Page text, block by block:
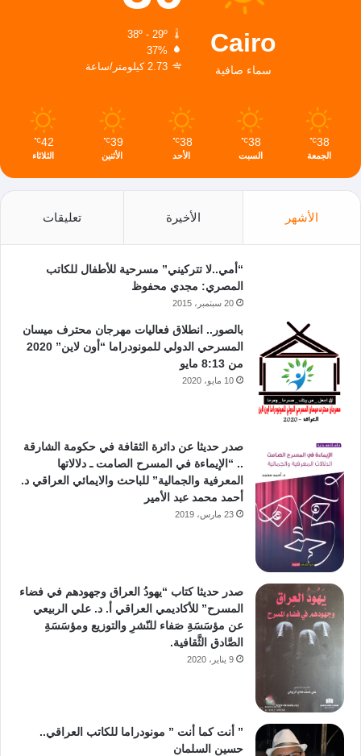
Cairo
سماء صافية
38º - 29º
37%
2.73 كيلومتر/ساعة
38
℃
الجمعة
38
℃
السبت
38
℃
الأحد
39
℃
الأثنين
42
℃
الثلاثاء
الأشهر الأخيرة تعليقات
“أمي..لا تتركيني” مسرحية للأطفال للكاتب
المصري: مجدي محفوظ
20 سبتمبر، 2015
بالصور.. انطلاق فعاليات مهرجان محترف ميسان
المسرحي الدولي للمونودراما “أون لاين” 2020
من 8:13 مايو
10 مايو، 2020
صدر حديثا عن دائرة الثقافة في حكومة الشارقة
.. “الإيماءة في المسرح الصامت ـ دلالاتها
المعرفية والجمالية” للباحث والايمائي العراقي د.
أحمد محمد عبد الأمير
23 مارس، 2019
صدر حديثا كتاب “يهودُ العراق وجهودهم في فضاء
المسرح” للأكاديمي العراقي أ. د. علي الربيعي
عن مؤسَسَةِ صَفاء للنّشرِ والتوزيع ومؤسَسَةِ
الصَّادق الثَّقافية.
9 يناير، 2020
” أنت كما أنت ” مونودراما للكاتب العراقي..
حسين السلمان